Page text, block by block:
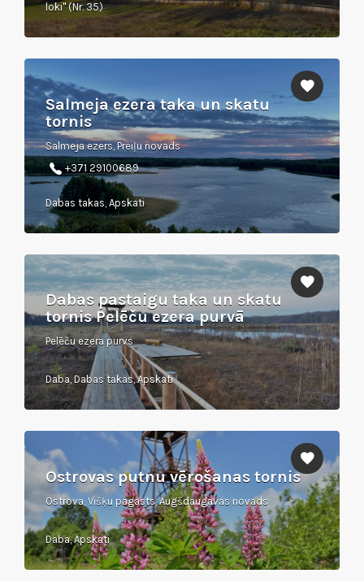
loki" (Nr. 35)
Salmeja ezera taka un skatu
tornis
Salmeja ezers, Preiļu novads
+371 29100689
Dabas takas, Apskati
Dabas pastaigu taka un skatu
tornis Pelēču ezera purvā
Pelēču ezera purvs
Daba, Dabas takas, Apskati
Ostrovas putnu vērošanas tornis
Ostrova, Višķu pagasts, Augšdaugavas novads
Daba, Apskati